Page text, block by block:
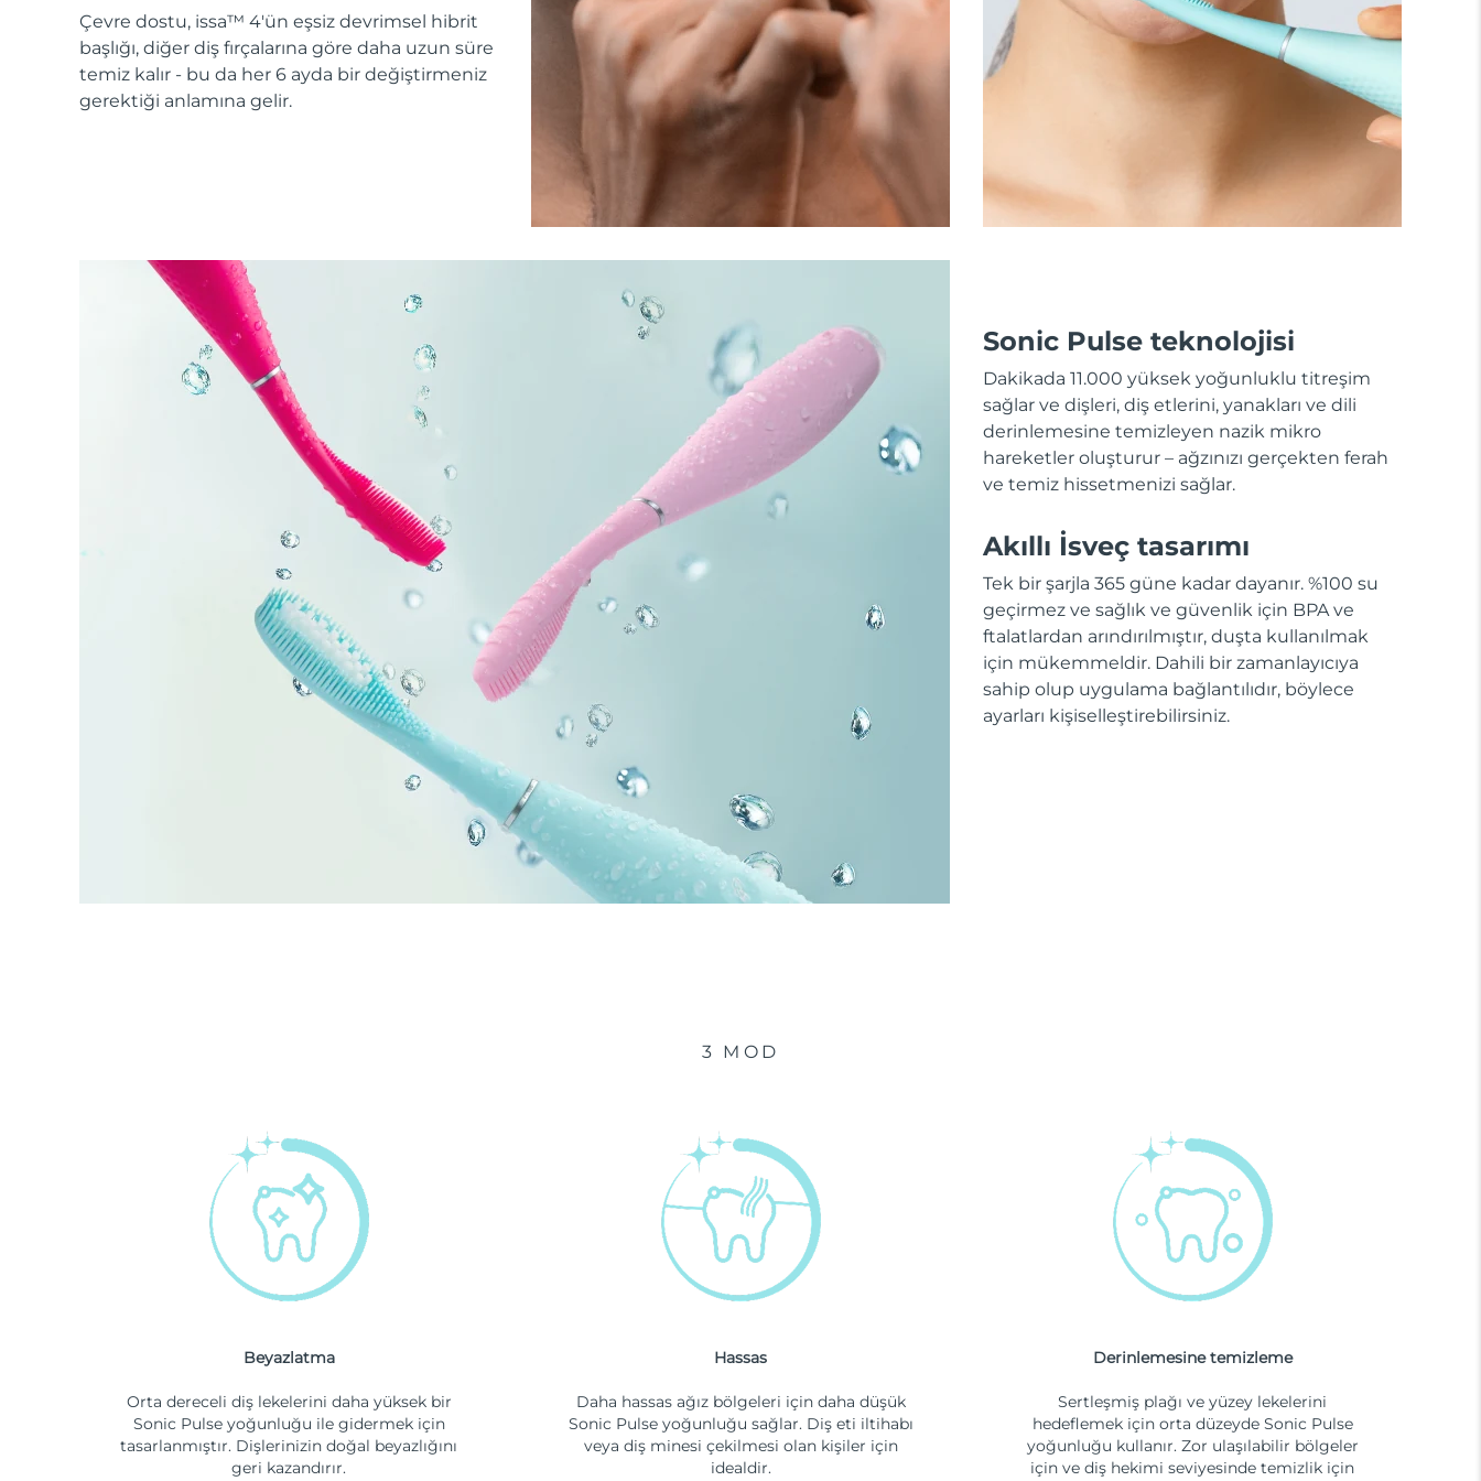
Çevre dostu, issa™ 4'ün eşsiz devrimsel hibrit
başlığı, diğer diş fırçalarına göre daha uzun süre
temiz kalır - bu da her 6 ayda bir değiştirmeniz
gerektiği anlamına gelir.
Sonic Pulse teknolojisi
Dakikada 11.000 yüksek yoğunluklu titreşim
sağlar ve dişleri, diş etlerini, yanakları ve dili
derinlemesine temizleyen nazik mikro
hareketler oluşturur – ağzınızı gerçekten ferah
ve temiz hissetmenizi sağlar.
Akıllı İsveç tasarımı
Tek bir şarjla 365 güne kadar dayanır. %100 su
geçirmez ve sağlık ve güvenlik için BPA ve
ftalatlardan arındırılmıştır, duşta kullanılmak
için mükemmeldir. Dahili bir zamanlayıcıya
sahip olup uygulama bağlantılıdır, böylece
ayarları kişiselleştirebilirsiniz.
3 MOD
Beyazlatma
Orta dereceli diş lekelerini daha yüksek bir
Sonic Pulse yoğunluğu ile gidermek için
tasarlanmıştır. Dişlerinizin doğal beyazlığını
geri kazandırır.
Hassas
Daha hassas ağız bölgeleri için daha düşük
Sonic Pulse yoğunluğu sağlar. Diş eti iltihabı
veya diş minesi çekilmesi olan kişiler için
idealdir.
Derinlemesine temizleme
Sertleşmiş plağı ve yüzey lekelerini
hedeflemek için orta düzeyde Sonic Pulse
yoğunluğu kullanır. Zor ulaşılabilir bölgeler
için ve diş hekimi seviyesinde temizlik için
Advanced pore care essentials
Serum
For healthy hair
issa™ Teeth Whitening Gel
18% PAP
Kozmetik ürünleri Erkekler